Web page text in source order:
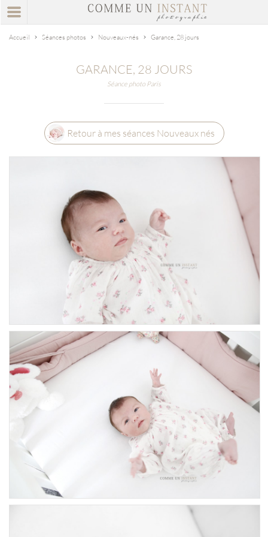
Accueil Séances photos Nouveaux-nés Garance, 28 jours
GARANCE, 28 JOURS
Séance photo Paris
Retour à mes séances Nouveaux nés